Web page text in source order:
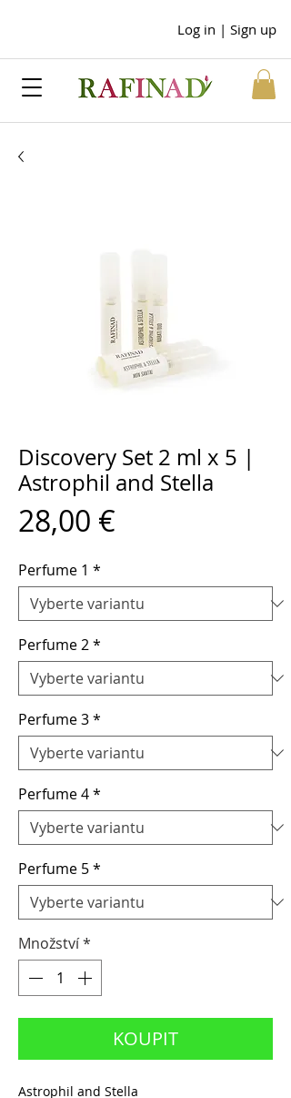
Log in | Sign up
Discovery Set 2 ml x 5 |
Astrophil and Stella
28,00 €
Perfume 1 *
Perfume 2*
Perfume 3*
Perfume 4*
Perfume 5*
Množství*
KOUPIT
Astrophil and Stella